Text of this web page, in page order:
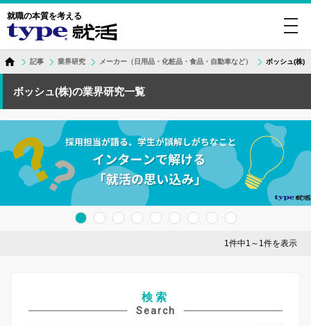
就職の本質を考える
記事 業界研究 メーカー（日用品・化粧品・食品・自動車など） ボッシュ(株)
ボッシュ(株)の業界研究一覧
1件中1～1件を表示
検索
Search